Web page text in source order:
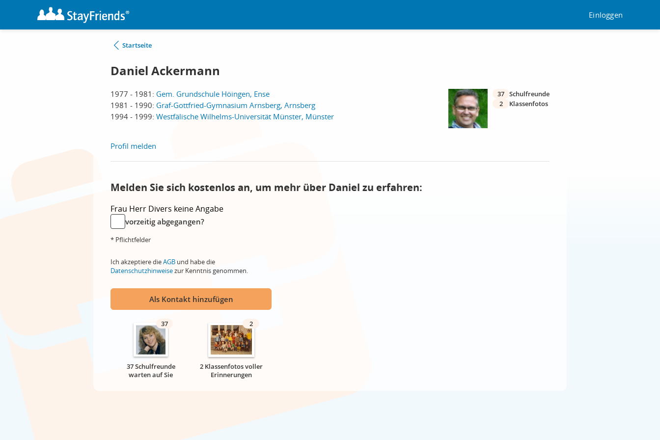
Einloggen
Startseite
Daniel Ackermann
1977 - 1981: Gem. Grundschule Höingen, Ense
1981 - 1990: Graf-Gottfried-Gymnasium Arnsberg, Arnsberg
1994 - 1999: Westfälische Wilhelms-Universität Münster, Münster
37 Schulfreunde
2
Klassenfotos
Profil melden
Melden Sie sich kostenlos an, um mehr über Daniel zu erfahren:
Frau Herr Divers keine Angabe
vorzeitig abgegangen?
* Pflichtfelder
Ich akzeptiere dieAGB und habe die
Datenschutzhinweisezur Kenntnis genommen.
Als Kontakt hinzufügen
37
37 Schulfreunde
warten auf Sie
2
2 Klassenfotos voller
Erinnerungen